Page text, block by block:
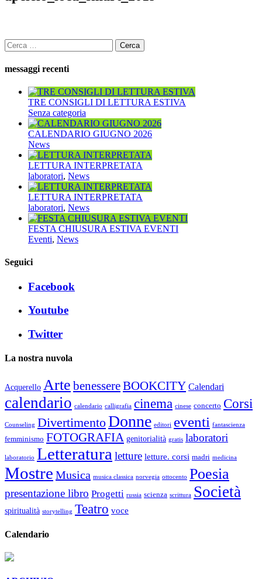
Ricerca
per:
messaggi recenti
TRE CONSIGLI DI LETTURA ESTIVA
Senza categoria
CALENDARIO GIUGNO 2026
News
LETTURA INTERPRETATA
laboratori, News
LETTURA INTERPRETATA
laboratori, News
FESTA CHIUSURA ESTIVA EVENTI
Eventi, News
Seguici
Facebook
Youtube
Twitter
La nostra nuvola
Acquerello Arte benessereBOOKCITY Calendari
calendario calendario calligrafia cinema cinese concerto Corsi
Counseling DivertimentoDonne editori eventi fantascienza
femminismo FOTOGRAFIA genitorialità gratis laboratori
laboratorio Letteratura letture letture. corsi madri medicina
Mostre Musica musica classica norvegia ottocento Poesia
presentazione libro Progetti russia scienza scrittura Società
spiritualità storytelling Teatro voce
Calendario